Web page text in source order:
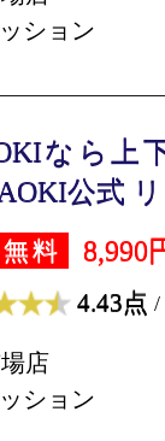
ション
なら上
公式
料 8,990
4.43点 /
店
ション